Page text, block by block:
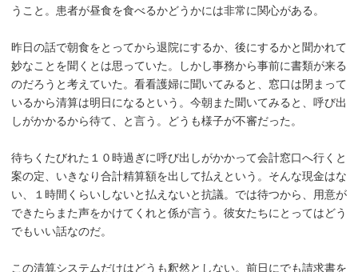
うこと。患者が昼食を食べるかどうかには非常に関心がある。
昨日の話で朝食をとってから退院にするか、後にするかと聞かれて
妙なことを聞くとは思っていた。しかし事務から事前に書類が来る
のだろうと考えていた。看看護婦に聞いてみると、窓口は閉まって
いるから清算は明日になるという。今朝また聞いてみると、呼び出
しがかかるから待て、と言う。どうも様子が不審だった。
待ちくたびれた１０時過ぎに呼び出しがかかって会計窓口へ行くと
案の定、いきなり合計精算額を出して払えという。そんな現金はな
い、１時間くらいしないと払えないと抗議。では待つから、用意が
できたらまた声をかけてくれと係が言う。彼女たちにとってはどう
でもいい話なのだ。
この清算システムだけはどうも釈然としない。前日にでも請求書を